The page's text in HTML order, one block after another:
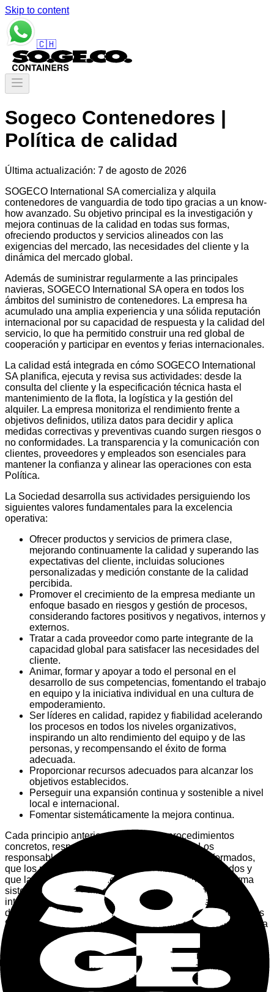
Skip to content
🇨🇭
Sogeco Contenedores |
Política de calidad
Última actualización: 7 de agosto de 2026
SOGECO International SA comercializa y alquila
contenedores de vanguardia de todo tipo gracias a un know-
how avanzado. Su objetivo principal es la investigación y
mejora continuas de la calidad en todas sus formas,
ofreciendo productos y servicios alineados con las
exigencias del mercado, las necesidades del cliente y la
dinámica del mercado global.
Además de suministrar regularmente a las principales
navieras, SOGECO International SA opera en todos los
ámbitos del suministro de contenedores. La empresa ha
acumulado una amplia experiencia y una sólida reputación
internacional por su capacidad de respuesta y la calidad del
servicio, lo que ha permitido construir una red global de
cooperación y participar en eventos y ferias internacionales.
La calidad está integrada en cómo SOGECO International
SA planifica, ejecuta y revisa sus actividades: desde la
consulta del cliente y la especificación técnica hasta el
mantenimiento de la flota, la logística y la gestión del
alquiler. La empresa monitoriza el rendimiento frente a
objetivos definidos, utiliza datos para decidir y aplica
medidas correctivas y preventivas cuando surgen riesgos o
no conformidades. La transparencia y la comunicación con
clientes, proveedores y empleados son esenciales para
mantener la confianza y alinear las operaciones con esta
Política.
La Sociedad desarrolla sus actividades persiguiendo los
siguientes valores fundamentales para la excelencia
operativa:
Ofrecer productos y servicios de primera clase,
mejorando continuamente la calidad y superando las
expectativas del cliente, incluidas soluciones
personalizadas y medición constante de la calidad
percibida.
Promover el crecimiento de la empresa mediante un
enfoque basado en riesgos y gestión de procesos,
considerando factores positivos y negativos, internos y
externos.
Tratar a cada proveedor como parte integrante de la
capacidad global para satisfacer las necesidades del
cliente.
Animar, formar y apoyar a todo el personal en el
desarrollo de sus competencias, fomentando el trabajo
en equipo y la iniciativa individual en una cultura de
empoderamiento.
Ser líderes en calidad, rapidez y fiabilidad acelerando
los procesos en todos los niveles organizativos,
inspirando un alto rendimiento del equipo y de las
personas, y recompensando el éxito de forma
adecuada.
Proporcionar recursos adecuados para alcanzar los
objetivos establecidos.
Perseguir una expansión continua y sostenible a nivel
local e internacional.
Fomentar sistemáticamente la mejora continua.
Cada principio anterior se traduce en procedimientos
concretos, responsabilidades e indicadores. Los
responsables garantizan que los equipos estén formados,
que los recursos coincidan con los objetivos acordados y
que las oportunidades de mejora se identifiquen de forma
sistemática. Esta Política es una declaración pública de
intenciones; el cumplimiento diario depende de procesos
documentados, competencia y responsabilidad en todas las
funciones que interactúan con los productos y servicios de la
Esta Política es impulsada por la Alta Dirección de SOGECO
International SA para garantizar la aplicación, mejora y
desarrollo de su Sistema de Gestión de la Calidad.